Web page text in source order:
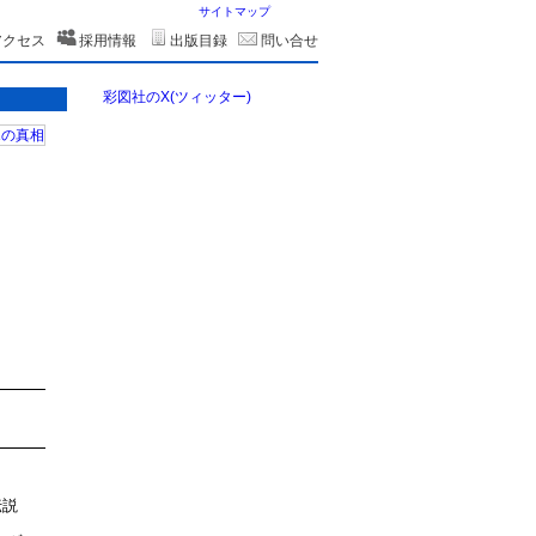
サイトマップ
クセス 採用情報 出版目録
問い合せ
彩図社のX(ツィッター)